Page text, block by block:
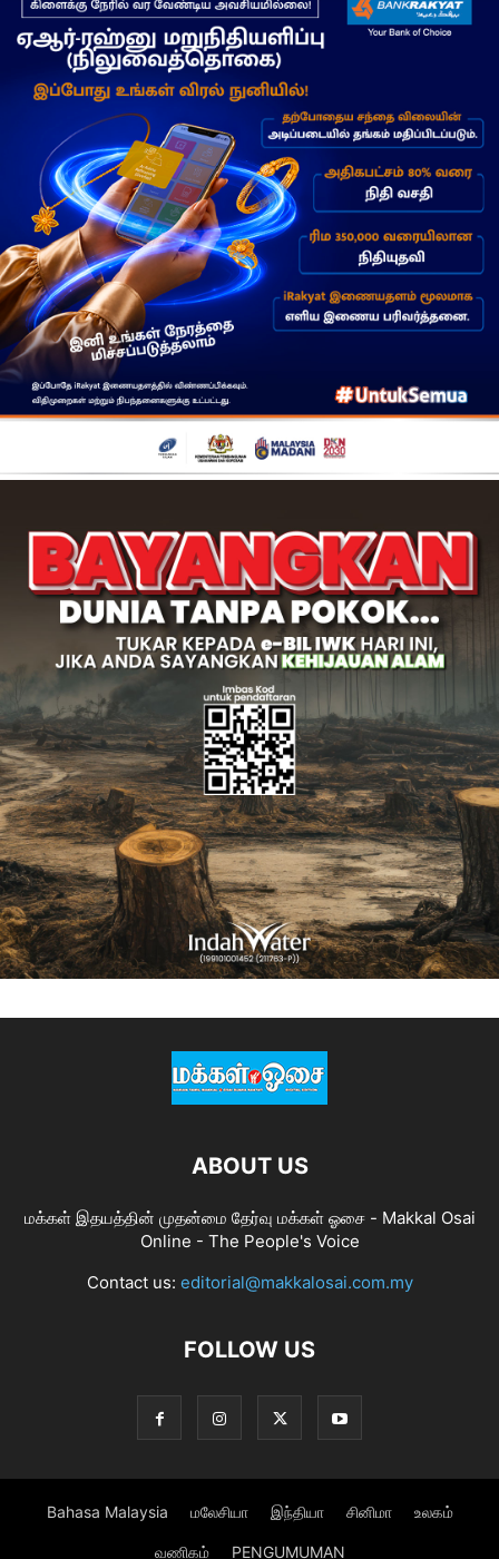
ABOUT US
மக்கள் இதயத்தின் முதன்மை தேர்வு மக்கள் ஓசை - Makkal Osai
Online - The People's Voice
Contact us: editorial@makkalosai.com.my
FOLLOW US
Bahasa Malaysia மலேசியா இந்தியா சினிமா உலகம்
வணிகம் PENGUMUMAN